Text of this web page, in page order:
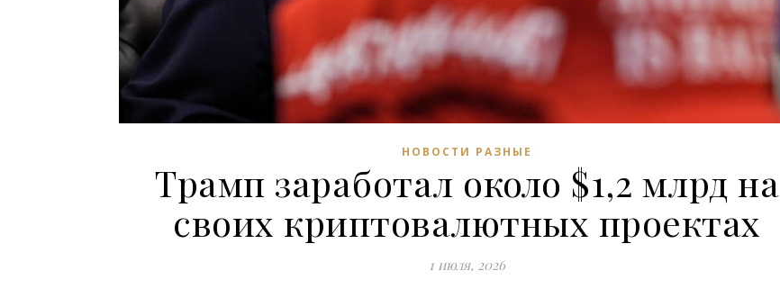
НОВОСТИ РАЗНЫЕ
Трамп заработал около $1,2 млрд на
своих криптовалютных проектах
1 июля, 2026